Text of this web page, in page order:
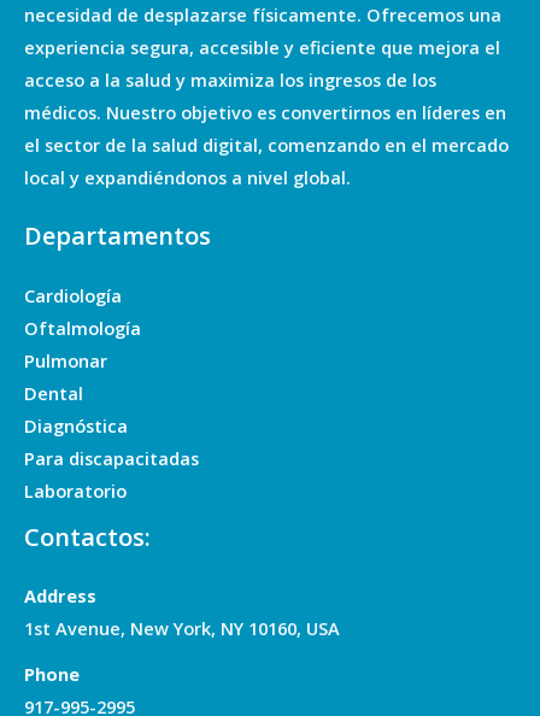
necesidad de desplazarse físicamente. Ofrecemos una
experiencia segura, accesible y eficiente que mejora el
acceso a la salud y maximiza los ingresos de los
médicos. Nuestro objetivo es convertirnos en líderes en
el sector de la salud digital, comenzando en el mercado
local y expandiéndonos a nivel global.
Departamentos
Cardiología
Oftalmología
Pulmonar
Dental
Diagnóstica
Para discapacitadas
Laboratorio
Contactos:
Address
1st Avenue, New York, NY 10160, USA
Phone
917-995-2995